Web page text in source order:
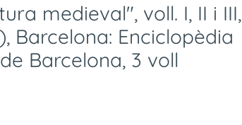
medieval", voll. I, II i III,
Barcelona: Enciclopèdia
Barcelona, 3 voll